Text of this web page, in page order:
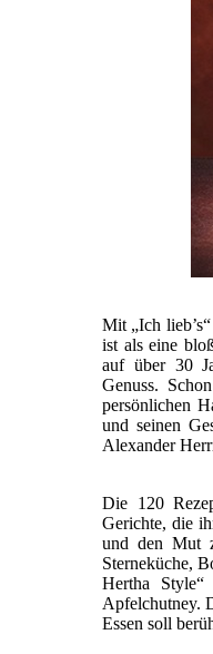
Mit „Ich
ist als eine
auf über 30
Genuss.
persönlichen
und seinen
Alexander
Die 120
Gerichte, die
und den Mut
Sterneküche,
Hertha
Apfelchutney.
Essen soll